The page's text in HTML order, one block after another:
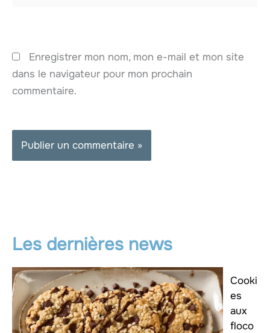
Enregistrer mon nom, mon e-mail et mon site
dans le navigateur pour mon prochain
commentaire.
Les dernières news
Cooki
es
aux
floco